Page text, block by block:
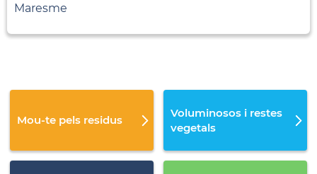
Maresme
Mou-te pels residus
Voluminosos i restes
vegetals